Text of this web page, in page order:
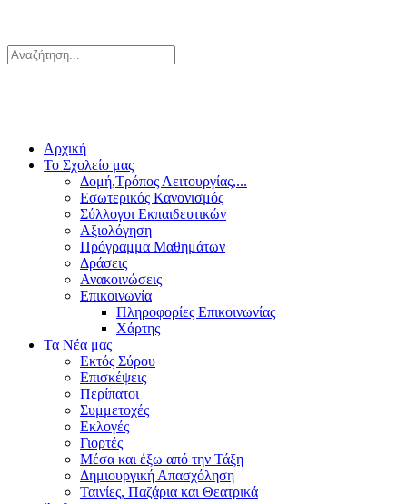
Αρχική
Το Σχολείο μας
Δομή,Τρόπος Λειτουργίας,...
Εσωτερικός Κανονισμός
Σύλλογοι Εκπαιδευτικών
Αξιολόγηση
Πρόγραμμα Μαθημάτων
Δράσεις
Ανακοινώσεις
Επικοινωνία
Πληροφορίες Επικοινωνίας
Χάρτης
Τα Νέα μας
Εκτός Σύρου
Επισκέψεις
Περίπατοι
Συμμετοχές
Εκλογές
Γιορτές
Μέσα και έξω από την Τάξη
Δημιουργική Απασχόληση
Ταινίες, Παζάρια και Θεατρικά